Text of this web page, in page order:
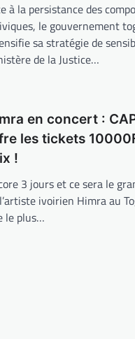
à la persistance des
le gouvernement
sa stratégie de
de la Justice…
en concert :
les tickets
!
3 jours et ce sera le
ivoirien Himra au
le plus…